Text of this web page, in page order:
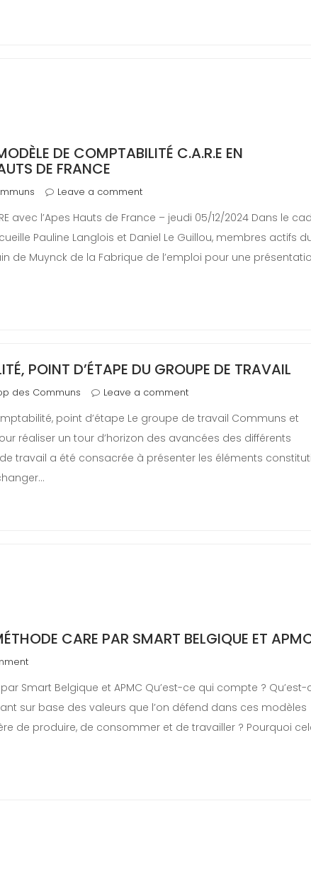
DE COMPTABILITÉ C.A.R.E EN
DE FRANCE
Leave a comment
avec l’Apes Hauts de France – jeudi 05/12/2024 Dans le
Pauline Langlois et Daniel Le Guillou, membres actifs
de Muynck de la Fabrique de l’emploi pour une
POINT D’ÉTAPE DU GROUPE DE TRAVAIL
des Communs Leave a comment
point d’étape Le groupe de travail Communs et
réaliser un tour d’horizon des avancées des différents
travail a été consacrée à présenter les éléments
CARE PAR SMART BELGIQUE ET
Smart Belgique et APMC Qu’est-ce qui compte ? Qu’est-
sur base des valeurs que l’on défend dans ces modèles
de produire, de consommer et de travailler ? Pourquoi